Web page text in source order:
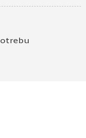
putem